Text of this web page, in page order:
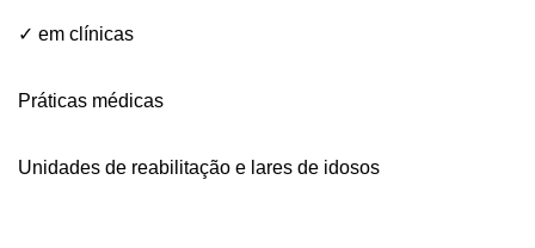
✓ em clínicas
Práticas médicas
Unidades de reabilitação e lares de idosos